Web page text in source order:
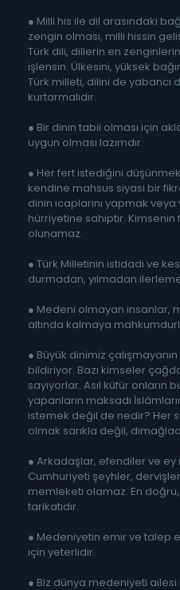
● Milli his ile dil arasındaki
zengin olması, milli hissin
Türk dili, dillerin en
işlensin. Ülkesini, yüksek
Türk milleti, dilini de
kurtarmalıdır.
● Bir dinin tabii olması için
uygun olması lazımdır.
● Her fert istediğini
kendine mahsus siyasi bir
dinin icaplarını yapmak
hürriyetine sahiptir. Kimsenin
olunamaz.
● Türk Milletinin istidadı ve
durmadan, yılmadan
● Medeni olmayan insanlar,
altında kalmaya
● Büyük dinimiz
bildiriyor. Bazı kimseler
sayıyorlar. Asıl küfür onların
yapanların maksadı
istemek değil de nedir? Her
olmak sarıkla değil,
● Arkadaşlar, efendiler ve ey
Cumhuriyeti şeyhler,
memleketi olamaz. En
tarikatıdır.
● Medeniyetin emir ve talep
için yeterlidir.
● Biz dünya medeniyeti